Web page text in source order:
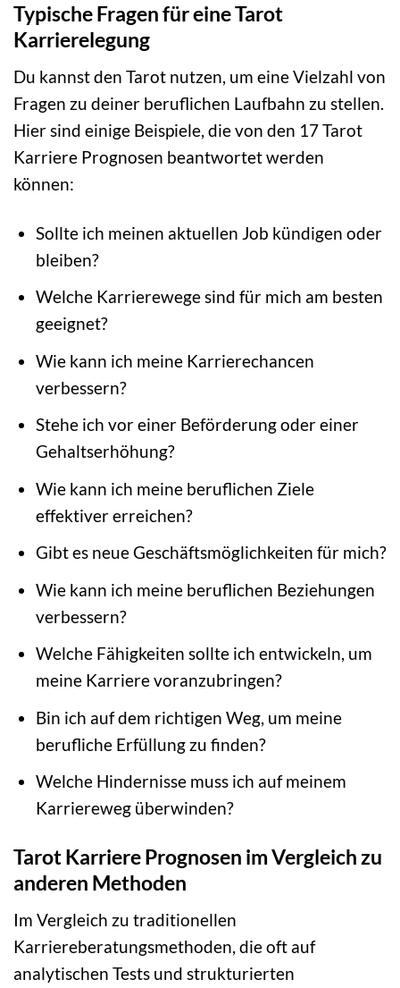
Typische Fragen für eine Tarot
Karrierelegung
Du kannst den Tarot nutzen, um eine Vielzahl von
Fragen zu deiner beruflichen Laufbahn zu stellen.
Hier sind einige Beispiele, die von den 17 Tarot
Karriere Prognosen beantwortet werden
können:
Sollte ich meinen aktuellen Job kündigen oder
bleiben?
Welche Karrierewege sind für mich am besten
geeignet?
Wie kann ich meine Karrierechancen
verbessern?
Stehe ich vor einer Beförderung oder einer
Gehaltserhöhung?
Wie kann ich meine beruflichen Ziele
effektiver erreichen?
Gibt es neue Geschäftsmöglichkeiten für mich?
Wie kann ich meine beruflichen Beziehungen
verbessern?
Welche Fähigkeiten sollte ich entwickeln, um
meine Karriere voranzubringen?
Bin ich auf dem richtigen Weg, um meine
berufliche Erfüllung zu finden?
Welche Hindernisse muss ich auf meinem
Karriereweg überwinden?
Tarot Karriere Prognosen im Vergleich zu
anderen Methoden
Im Vergleich zu traditionellen
Karriereberatungsmethoden, die oft auf
analytischen Tests und strukturierten